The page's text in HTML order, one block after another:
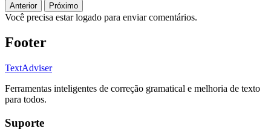
Anterior Próximo
Você precisa estar logado para enviar comentários.
Footer
TextAdviser
Ferramentas inteligentes de correção gramatical e melhoria de texto
para todos.
Suporte